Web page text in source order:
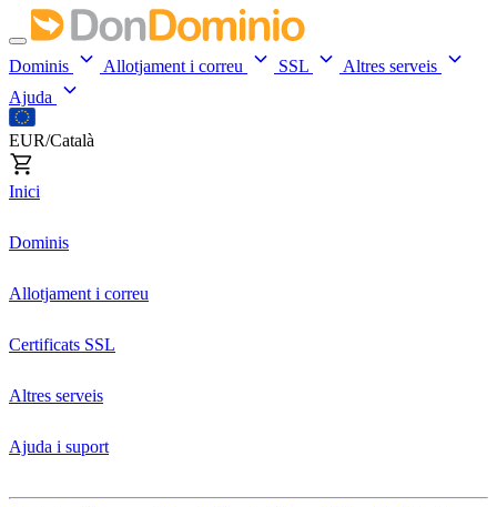
Dominis Allotjament i correu SSL
Altres serveis
Ajuda
EUR/Català
Inici
Dominis
Allotjament i correu
Certificats SSL
Altres serveis
Ajuda i suport